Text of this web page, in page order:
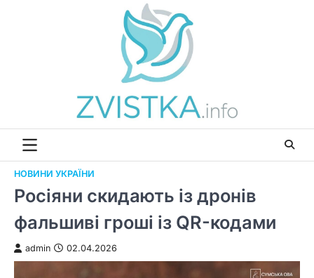
НОВИНИ УКРАЇНИ
Росіяни скидають із дронів
фальшиві гроші із QR-кодами
admin 02.04.2026